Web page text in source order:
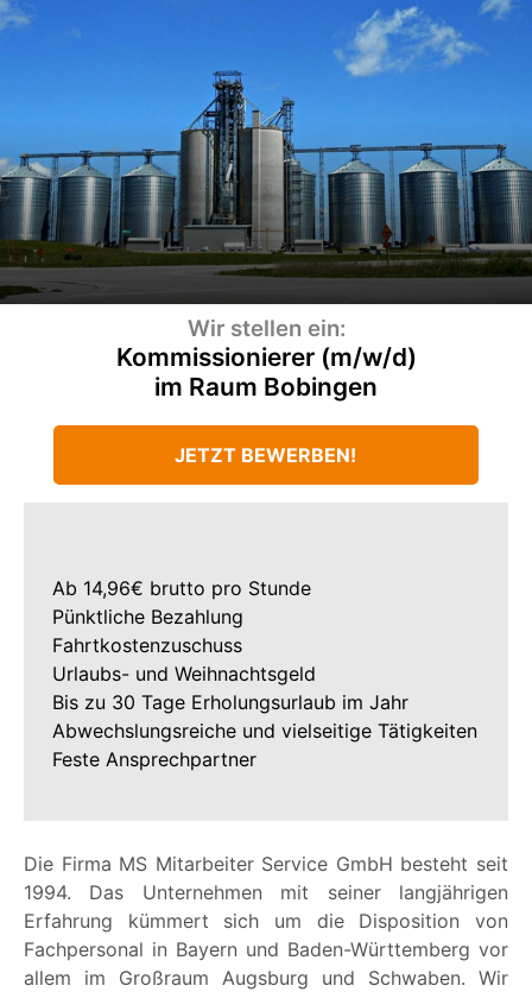
Wir stellen ein:
Kommissionierer (m/w/d)
im Raum Bobingen
JETZT BEWERBEN!
Die Firma MS Mitarbeiter Service GmbH besteht seit
1994. Das Unternehmen mit seiner langjährigen
Erfahrung kümmert sich um die Disposition von
Fachpersonal in Bayern und Baden-Württemberg vor
allem im Großraum Augsburg und Schwaben. Wir
Ab 14,96€ brutto pro Stunde
Pünktliche Bezahlung
Fahrtkostenzuschuss
Urlaubs- und Weihnachtsgeld
Bis zu 30 Tage Erholungsurlaub im Jahr
Abwechslungsreiche und vielseitige Tätigkeiten
Feste Ansprechpartner